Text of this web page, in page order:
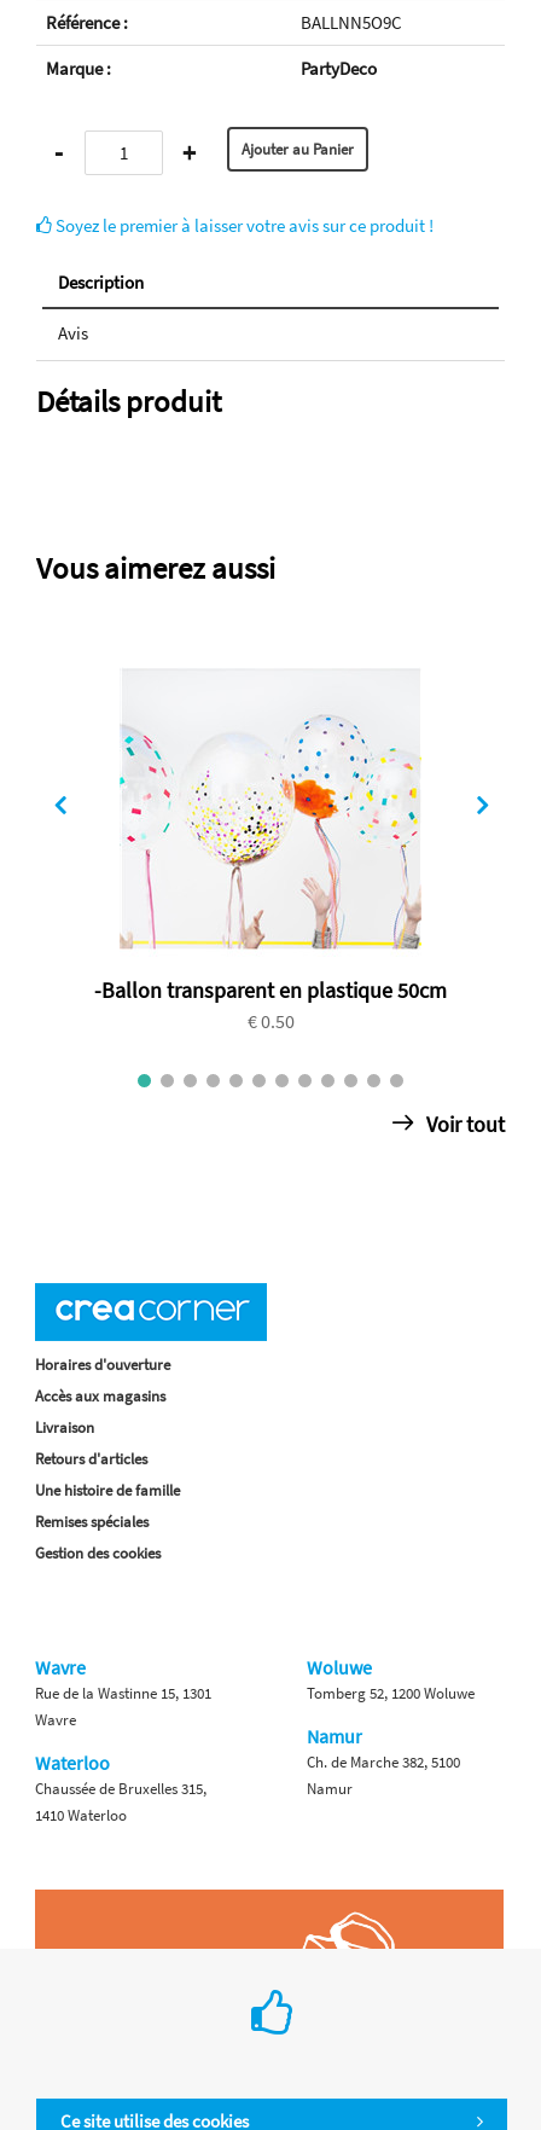
Référence :
BALLNN5O9C
Marque :
PartyDeco
- +
Soyez le premier à laisser votre avis sur ce produit !
Description
Avis
Détails produit
Vous aimerez aussi
-Ballon transparent en plastique 50cm
€ 0.50
Voir tout
Ce site utilise des cookies
Horaires d'ouverture
Accès aux magasins
Livraison
Retours d'articles
Une histoire de famille
Remises spéciales
Gestion des cookies
Wavre
Rue de la Wastinne 15, 1301
Wavre
Waterloo
Chaussée de Bruxelles 315,
1410 Waterloo
Woluwe
Tomberg 52, 1200 Woluwe
Namur
Ch. de Marche 382, 5100
Namur